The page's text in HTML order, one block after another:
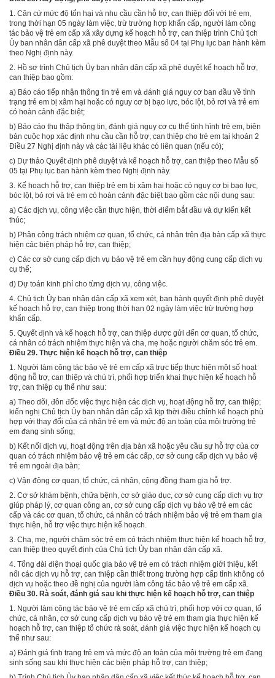
1. Căn cứ mức độ tổn hại và nhu cầu cần hỗ trợ, can thiệp đối với trẻ em,
trong thời hạn 05 ngày làm việc, trừ trường hợp khẩn cấp, người làm công
tác bảo vệ trẻ em cấp xã xây dựng kế hoạch hỗ trợ, can thiệp trình Chủ tịch
Ủy ban nhân dân cấp xã phê duyệt theo Mẫu số 04 tại Phụ lục ban hành kèm
theo Nghị định này.
2. Hồ sơ trình Chủ tịch Ủy ban nhân dân cấp xã phê duyệt kế hoạch hỗ trợ,
can thiệp bao gồm:
a) Báo cáo tiếp nhận thông tin trẻ em và đánh giá nguy cơ ban đầu về tình
trạng trẻ em bị xâm hại hoặc có nguy cơ bị bạo lực, bóc lột, bỏ rơi và trẻ em
có hoàn cảnh đặc biệt;
b) Báo cáo thu thập thông tin, đánh giá nguy cơ cụ thể tình hình trẻ em, biên
bản cuộc họp xác định nhu cầu cần hỗ trợ, can thiệp cho trẻ em tại khoản 2
Điều 27 Nghị định này và các tài liệu khác có liên quan (nếu có);
c) Dự thảo Quyết định phê duyệt và kế hoạch hỗ trợ, can thiệp theo Mẫu số
05 tại Phụ lục ban hành kèm theo Nghị định này.
3. Kế hoạch hỗ trợ, can thiệp trẻ em bị xâm hại hoặc có nguy cơ bị bạo lực,
bóc lột, bỏ rơi và trẻ em có hoàn cảnh đặc biệt bao gồm các nội dung sau:
a) Các dịch vụ, công việc cần thực hiện, thời điểm bắt đầu và dự kiến kết
thúc;
b) Phân công trách nhiệm cơ quan, tổ chức, cá nhân trên địa bàn cấp xã thực
hiện các biện pháp hỗ trợ, can thiệp;
c) Các cơ sở cung cấp dịch vụ bảo vệ trẻ em cần huy động cung cấp dịch vụ
cụ thể;
d) Dự toán kinh phí cho từng dịch vụ, công việc.
4. Chủ tịch Ủy ban nhân dân cấp xã xem xét, ban hành quyết định phê duyệt
kế hoạch hỗ trợ, can thiệp trong thời hạn 02 ngày làm việc trừ trường hợp
khẩn cấp.
5. Quyết định và kế hoạch hỗ trợ, can thiệp được gửi đến cơ quan, tổ chức,
cá nhân có trách nhiệm thực hiện và cha, mẹ hoặc người chăm sóc trẻ em.
Điều 29. Thực hiện kế hoạch hỗ trợ, can thiệp
1. Người làm công tác bảo vệ trẻ em cấp xã trực tiếp thực hiện một số hoạt
động hỗ trợ, can thiệp và chủ trì, phối hợp triển khai thực hiện kế hoạch hỗ
trợ, can thiệp cụ thể như sau:
a) Theo dõi, đôn đốc việc thực hiện các dịch vụ, hoạt động hỗ trợ, can thiệp;
kiến nghị Chủ tịch Ủy ban nhân dân cấp xã kịp thời điều chỉnh kế hoạch phù
hợp với thay đổi của cá nhân trẻ em và mức độ an toàn của môi trường trẻ
em đang sinh sống;
b) Kết nối dịch vụ, hoạt động trên địa bàn xã hoặc yêu cầu sự hỗ trợ của cơ
quan có trách nhiệm bảo vệ trẻ em các cấp, cơ sở cung cấp dịch vụ bảo vệ
trẻ em ngoài địa bàn;
c) Vận động cơ quan, tổ chức, cá nhân, cộng đồng tham gia hỗ trợ.
2. Cơ sở khám bệnh, chữa bệnh, cơ sở giáo dục, cơ sở cung cấp dịch vụ trợ
giúp pháp lý, cơ quan công an, cơ sở cung cấp dịch vụ bảo vệ trẻ em các
cấp và các cơ quan, tổ chức, cá nhân có trách nhiệm bảo vệ trẻ em tham gia
thực hiện, hỗ trợ việc thực hiện kế hoạch.
3. Cha, mẹ, người chăm sóc trẻ em có trách nhiệm thực hiện kế hoạch hỗ trợ,
can thiệp theo quyết định của Chủ tịch Ủy ban nhân dân cấp xã.
4. Tổng đài điện thoại quốc gia bảo vệ trẻ em có trách nhiệm giới thiệu, kết
nối các dịch vụ hỗ trợ, can thiệp cần thiết trong trường hợp cấp tỉnh không có
dịch vụ hoặc theo đề nghị của người làm công tác bảo vệ trẻ em cấp xã.
Điều 30. Rà soát, đánh giá sau khi thực hiện kế hoạch hỗ trợ, can thiệp
1. Người làm công tác bảo vệ trẻ em cấp xã chủ trì, phối hợp với cơ quan, tổ
chức, cá nhân, cơ sở cung cấp dịch vụ bảo vệ trẻ em tham gia thực hiện kế
hoạch hỗ trợ, can thiệp tổ chức rà soát, đánh giá việc thực hiện kế hoạch cụ
thể như sau:
a) Đánh giá tình trạng trẻ em và mức độ an toàn của môi trường trẻ em đang
sinh sống sau khi thực hiện các biện pháp hỗ trợ, can thiệp;